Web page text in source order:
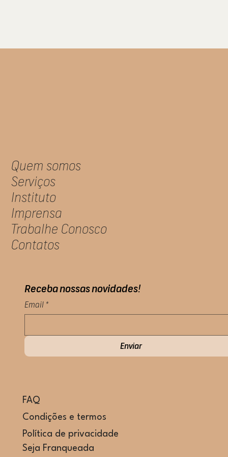
Quem somos
Serviços
Instituto
Imprensa
Trabalhe Conosco
Contatos
Receba nossas novidades!
Email *
Enviar
FAQ
Condições e termos
Política de privacidade
Seja Franqueada